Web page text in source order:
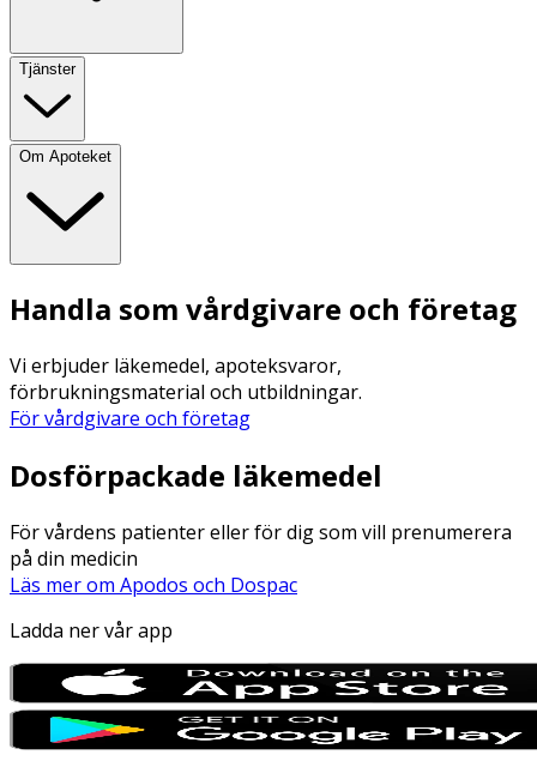
Tjänster
Om Apoteket
Handla som vårdgivare och företag
Vi erbjuder läkemedel, apoteksvaror,
förbrukningsmaterial och utbildningar.
För vårdgivare och företag
Dosförpackade läkemedel
För vårdens patienter eller för dig som vill prenumerera
på din medicin
Läs mer om Apodos och Dospac
Ladda ner vår app